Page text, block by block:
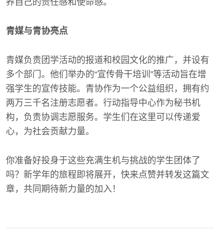
养自己的责任感和使命感。
青媒与青协亮点
青媒负责团学活动的报道和校园文化的推广，并设有
多个部门。他们举办的“宣传骨干培训”等活动旨在增
强学生的宣传技能。青协作为一个公益组织，拥有约
两万三千名注册志愿者。行动指导中心作为秘书机
构，负责协调志愿服务。学生们在这里可以传递爱
心，为社会贡献力量。
你准备好投身于这些充满生机与挑战的学生团体了
吗？新学年的旅程即将展开，快来点赞并转发这篇文
章，共同期待新力量的加入！